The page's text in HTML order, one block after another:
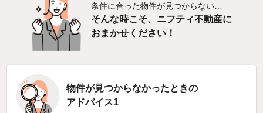
条件に合った物件が見つからない…
そんな時こそ、ニフティ不動産に
おまかせください！
物件が見つからなかったときの
アドバイス1